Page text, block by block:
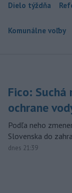
Dielo týždňa
Komunálne voľby
Fico:
ochrane
Podľa neho
Slovenska do
dnes 21:39